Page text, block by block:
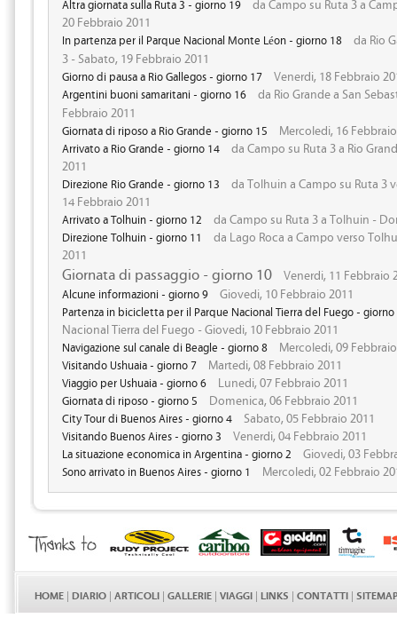
Altra giornata sulla Ruta 3 - giorno 19
20 Febbraio 2011
In partenza per il Parque Nacional Monte Léon - giorno 18
da Rio
3 - Sabato, 19 Febbraio 2011
Giorno di pausa a Rio Gallegos - giorno 17 Venerdi, 18 Febbraio
Argentini buoni samaritani - giorno 16
da Rio Grande a San
Febbraio 2011
Giornata di riposo a Rio Grande - giorno 15 Mercoledi, 16
Arrivato a Rio Grande - giorno 14
da Campo su Ruta 3 a Rio
2011
Direzione Rio Grande - giorno 13
da Tolhuin a Campo su Ruta 3
14 Febbraio 2011
Arrivato a Tolhuin - giorno 12 da Campo su Ruta 3 a Tolhuin -
Direzione Tolhuin - giorno 11
da Lago Roca a Campo verso
2011
Giornata di passaggio - giorno 10 Venerdi, 11 Febbraio
Alcune informazioni - giorno 9 Giovedi, 10 Febbraio 2011
Partenza in bicicletta per il Parque Nacional Tierra del Fuego - giorno
Nacional Tierra del Fuego - Giovedi, 10 Febbraio 2011
Navigazione sul canale di Beagle - giorno 8 Mercoledi, 09
Visitando Ushuaia - giorno 7 Martedi, 08 Febbraio 2011
Viaggio per Ushuaia - giorno 6 Lunedi, 07 Febbraio 2011
Giornata di riposo - giorno 5 Domenica, 06 Febbraio 2011
City Tour di Buenos Aires - giorno 4 Sabato, 05 Febbraio 2011
Visitando Buenos Aires - giorno 3 Venerdi, 04 Febbraio 2011
La situazione economica in Argentina - giorno 2 Giovedi, 03
Sono arrivato in Buenos Aires - giorno 1 Mercoledi, 02 Febbraio
HOME | DIARIO | ARTICOLI | GALLERIE | VIAGGI | LINKS | CONTATTI | SITEMAP